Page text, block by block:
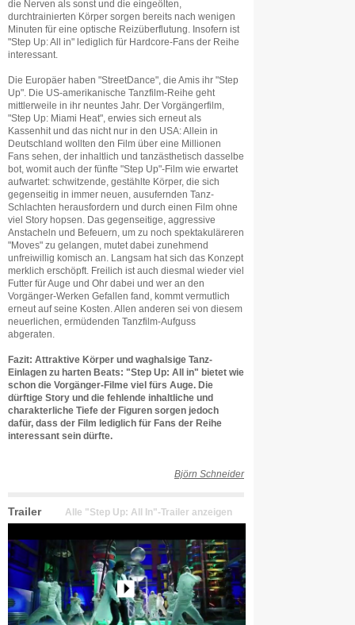
die Nerven als sonst und die eingeölten,
durchtrainierten Körper sorgen bereits nach wenigen
Minuten für eine optische Reizüberflutung. Insofern ist
"Step Up: All in" lediglich für Hardcore-Fans der Reihe
interessant.
Die Europäer haben "StreetDance", die Amis ihr "Step
Up". Die US-amerikanische Tanzfilm-Reihe geht
mittlerweile in ihr neuntes Jahr. Der Vorgängerfilm,
"Step Up: Miami Heat", erwies sich erneut als
Kassenhit und das nicht nur in den USA: Allein in
Deutschland wollten den Film über eine Millionen
Fans sehen, der inhaltlich und tanzästhetisch dasselbe
bot, womit auch der fünfte "Step Up"-Film wie erwartet
aufwartet: schwitzende, gestählte Körper, die sich
gegenseitig in immer neuen, ausufernden Tanz-
Schlachten herausfordern und durch einen Film ohne
viel Story hopsen. Das gegenseitige, aggressive
Anstacheln und Befeuern, um zu noch spektakuläreren
"Moves" zu gelangen, mutet dabei zunehmend
unfreiwillig komisch an. Langsam hat sich das Konzept
merklich erschöpft. Freilich ist auch diesmal wieder viel
Futter für Auge und Ohr dabei und wer an den
Vorgänger-Werken Gefallen fand, kommt vermutlich
erneut auf seine Kosten. Allen anderen sei von diesem
neuerlichen, ermüdenden Tanzfilm-Aufguss
abgeraten.
Fazit: Attraktive Körper und waghalsige Tanz-
Einlagen zu harten Beats: "Step Up: All in" bietet wie
schon die Vorgänger-Filme viel fürs Auge. Die
dürftige Story und die fehlende inhaltliche und
charakterliche Tiefe der Figuren sorgen jedoch
dafür, dass der Film lediglich für Fans der Reihe
interessant sein dürfte.
Björn Schneider
Trailer Alle "Step Up: All In"-Trailer anzeigen